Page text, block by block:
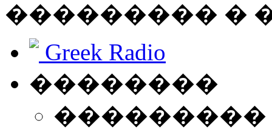
��������� �
Greek Radio
��������